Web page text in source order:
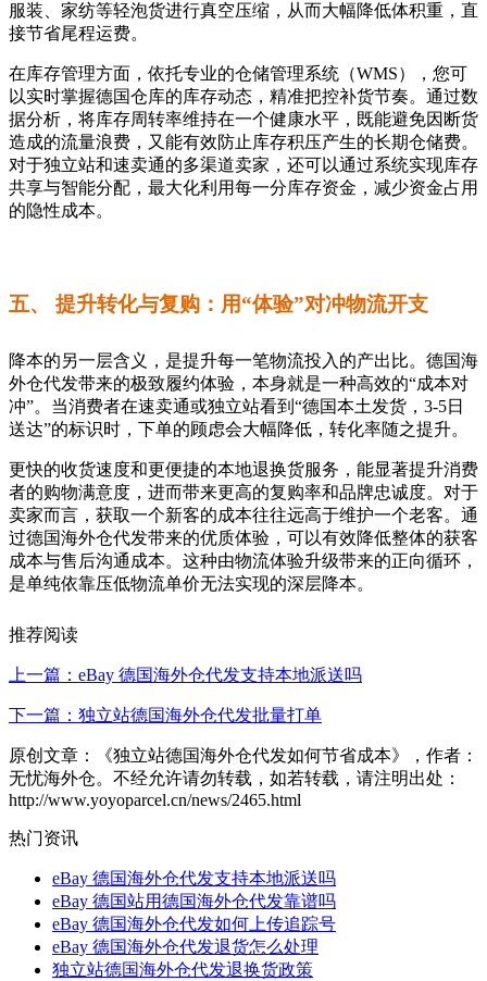
服装、家纺等轻泡货进行真空压缩，从而大幅降低体积重，直
接节省尾程运费。
在库存管理方面，依托专业的仓储管理系统（WMS），您可
以实时掌握德国仓库的库存动态，精准把控补货节奏。通过数
据分析，将库存周转率维持在一个健康水平，既能避免因断货
造成的流量浪费，又能有效防止库存积压产生的长期仓储费。
对于独立站和速卖通的多渠道卖家，还可以通过系统实现库存
共享与智能分配，最大化利用每一分库存资金，减少资金占用
的隐性成本。
五、 提升转化与复购：用“体验”对冲物流开支
降本的另一层含义，是提升每一笔物流投入的产出比。德国海
外仓代发带来的极致履约体验，本身就是一种高效的“成本对
冲”。当消费者在速卖通或独立站看到“德国本土发货，3-5日
送达”的标识时，下单的顾虑会大幅降低，转化率随之提升。
更快的收货速度和更便捷的本地退换货服务，能显著提升消费
者的购物满意度，进而带来更高的复购率和品牌忠诚度。对于
卖家而言，获取一个新客的成本往往远高于维护一个老客。通
过德国海外仓代发带来的优质体验，可以有效降低整体的获客
成本与售后沟通成本。这种由物流体验升级带来的正向循环，
是单纯依靠压低物流单价无法实现的深层降本。
推荐阅读
上一篇：eBay 德国海外仓代发支持本地派送吗
下一篇：独立站德国海外仓代发批量打单
原创文章：《独立站德国海外仓代发如何节省成本》，作者：
无忧海外仓。不经允许请勿转载，如若转载，请注明出处：
http://www.yoyoparcel.cn/news/2465.html
热门资讯
eBay 德国海外仓代发支持本地派送吗
eBay 德国站用德国海外仓代发靠谱吗
eBay 德国海外仓代发如何上传追踪号
eBay 德国海外仓代发退货怎么处理
独立站德国海外仓代发退换货政策